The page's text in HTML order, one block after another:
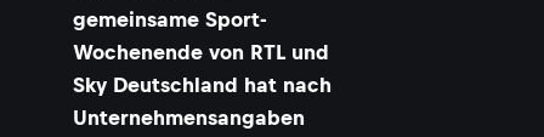
gemeinsame Sport-
Wochenende von RTL und
Sky Deutschland hat nach
Unternehmensangaben